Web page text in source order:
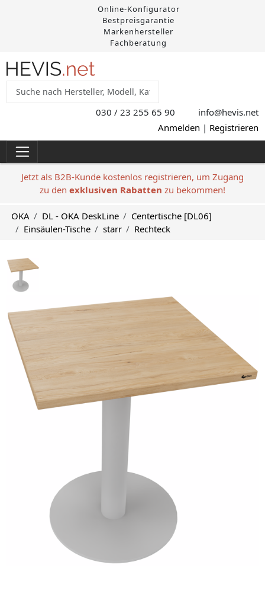
Online-Konfigurator
Bestpreisgarantie
Markenhersteller
Fachberatung
030 / 23 255 65 90 info@hevis.net
Anmelden | Registrieren
Jetzt als B2B-Kunde kostenlos registrieren, um Zugang
zu den exklusiven Rabatten zu bekommen!
OKA DL - OKA DeskLine
Centertische [DL06]
Einsäulen-Tische
starr Rechteck